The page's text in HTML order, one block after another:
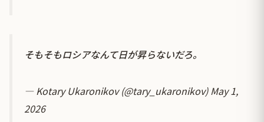
そもそもロシアなんて日が昇らないだろ。
— Kotary Ukaronikov (@tary_ukaronikov)May 1,
2026